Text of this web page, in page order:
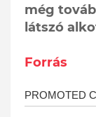
még
látszó
Forrás